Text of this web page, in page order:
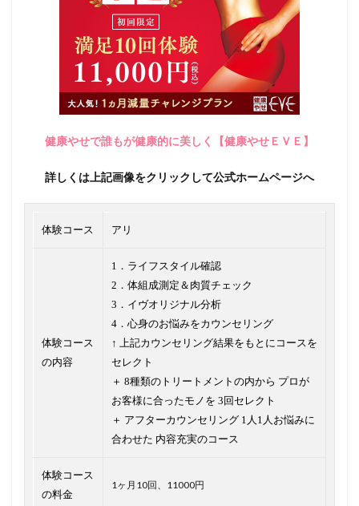
健康やせで誰もが健康的に美しく【健康やせＥＶＥ】
詳しくは上記画像をクリックして公式ホームページへ
体験コース アリ
体験コース
の内容
1．ライフスタイル確認
2．体組成測定＆肉質チェック
3．イヴオリジナル分析
4．心身のお悩みをカウンセリング
↑ 上記カウンセリング結果をもとにコースを
セレクト
＋ 8種類のトリートメントの内から プロが
お客様に合ったモノを 3回セレクト
＋ アフターカウンセリング 1人1人お悩みに
合わせた 内容充実のコース
体験コース
の料金
1ヶ月10回、11000円